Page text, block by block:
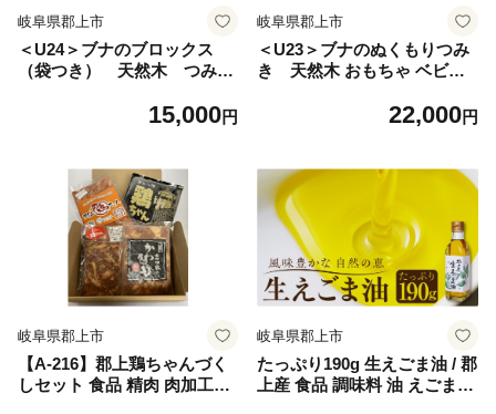
岐阜県郡上市
＜U24＞ブナのブロックス
（袋つき） 天然木 つみき
15,000円
岐阜県郡上市
＜U23＞ブナのぬくもりつみ
き 天然木 おもちゃ ベビー
22,000円
岐阜県郡上市
【A-216】郡上鶏ちゃんづく
しセット 食品 精肉 肉加工品
岐阜県郡上市
たっぷり190g 生えごま油 / 郡
上産 食品 調味料 油 えごま油